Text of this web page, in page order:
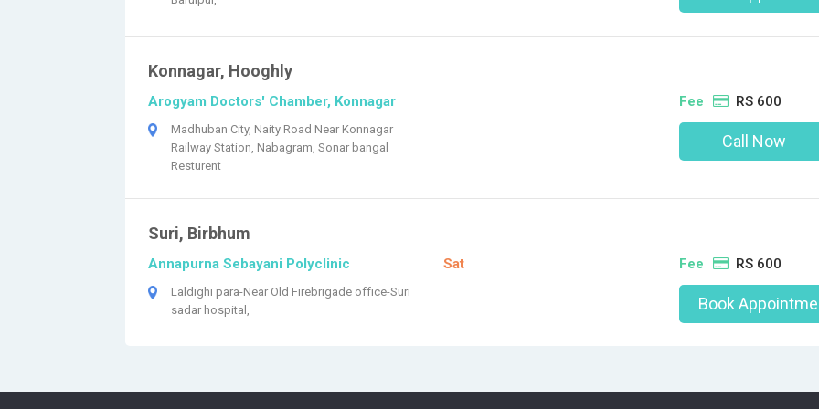
Konnagar, Hooghly
Arogyam Doctors' Chamber, Konnagar
Madhuban City, Naity Road Near Konnagar
Railway Station, Nabagram, Sonar bangal
Resturent
Fee RS 600
Call Now
Suri, Birbhum
Annapurna Sebayani Polyclinic
Laldighi para-Near Old Firebrigade office-Suri
sadar hospital,
Sat Fee RS 600
Book